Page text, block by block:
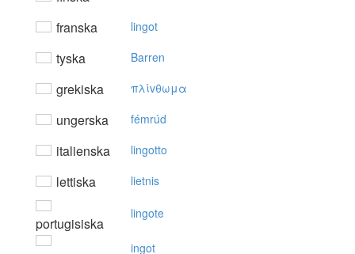
franska lingot
tyska Barren
grekiska πλίvθωμα
ungerska fémrúd
italienska lingotto
lettiska lietnis
portugisiska
lingote
ingot